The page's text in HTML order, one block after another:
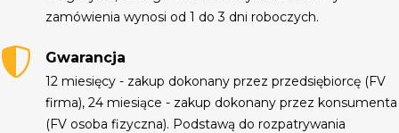
zamówienia wynosi od 1 do 3 dni roboczych.
Gwarancja
12 miesięcy - zakup dokonany przez przedsiębiorcę (FV
firma), 24 miesiące - zakup dokonany przez konsumenta
(FV osoba fizyczna). Podstawą do rozpatrywania